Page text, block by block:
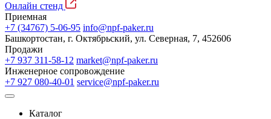
Онлайн стенд
Приемная
+7 (34767) 5-06-95 info@npf-paker.ru
Башкортостан, г. Октябрьский, ул. Северная, 7, 452606
Продажи
+7 937 311-58-12 market@npf-paker.ru
Инженерное сопровождение
+7 927 080-40-01 service@npf-paker.ru
Каталог